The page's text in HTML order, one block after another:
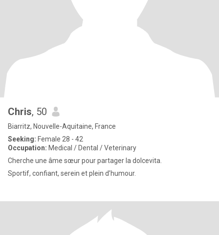
Chris, 50
Biarritz, Nouvelle-Aquitaine, France
Seeking: Female 28 - 42
Occupation: Medical / Dental / Veterinary
Cherche une âme sœur pour partager la dolcevita.
Sportif, confiant, serein et plein d’humour.